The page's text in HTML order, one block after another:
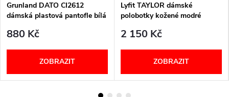
Grunland DATO CI2612
dámská plastová pantofle bílá
880 Kč
ZOBRAZIT
Lyfit TAYLOR dámské
polobotky kožené modré
2 150 Kč
ZOBRAZIT